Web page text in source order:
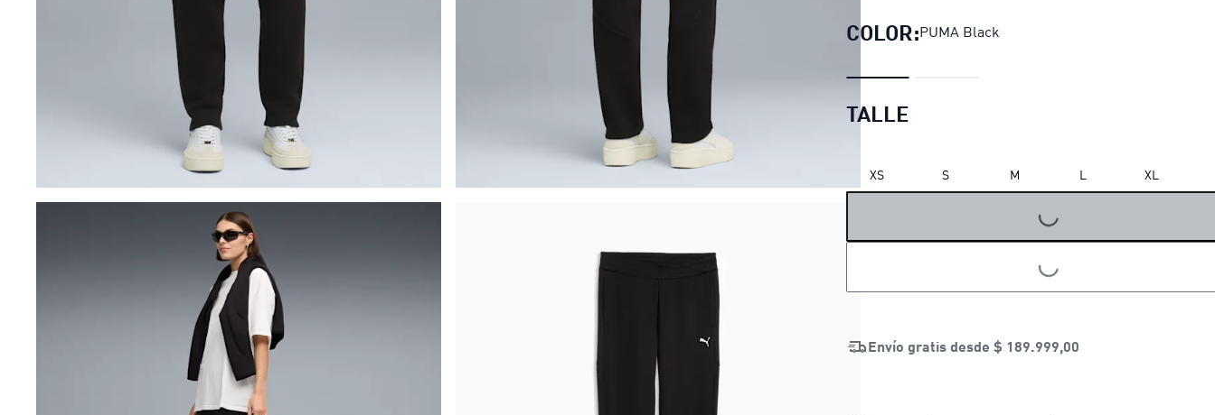
COLOR:PUMA Black
TALLE
XS S M L XL
LOADING...
LOADING...
Envío gratis desde $ 189.999,00